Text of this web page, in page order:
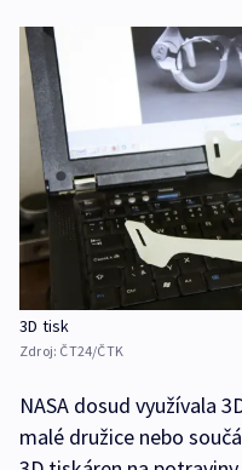
3D tisk
Zdroj: ČT24/ČTK
NASA dosud využívala
malé družice nebo